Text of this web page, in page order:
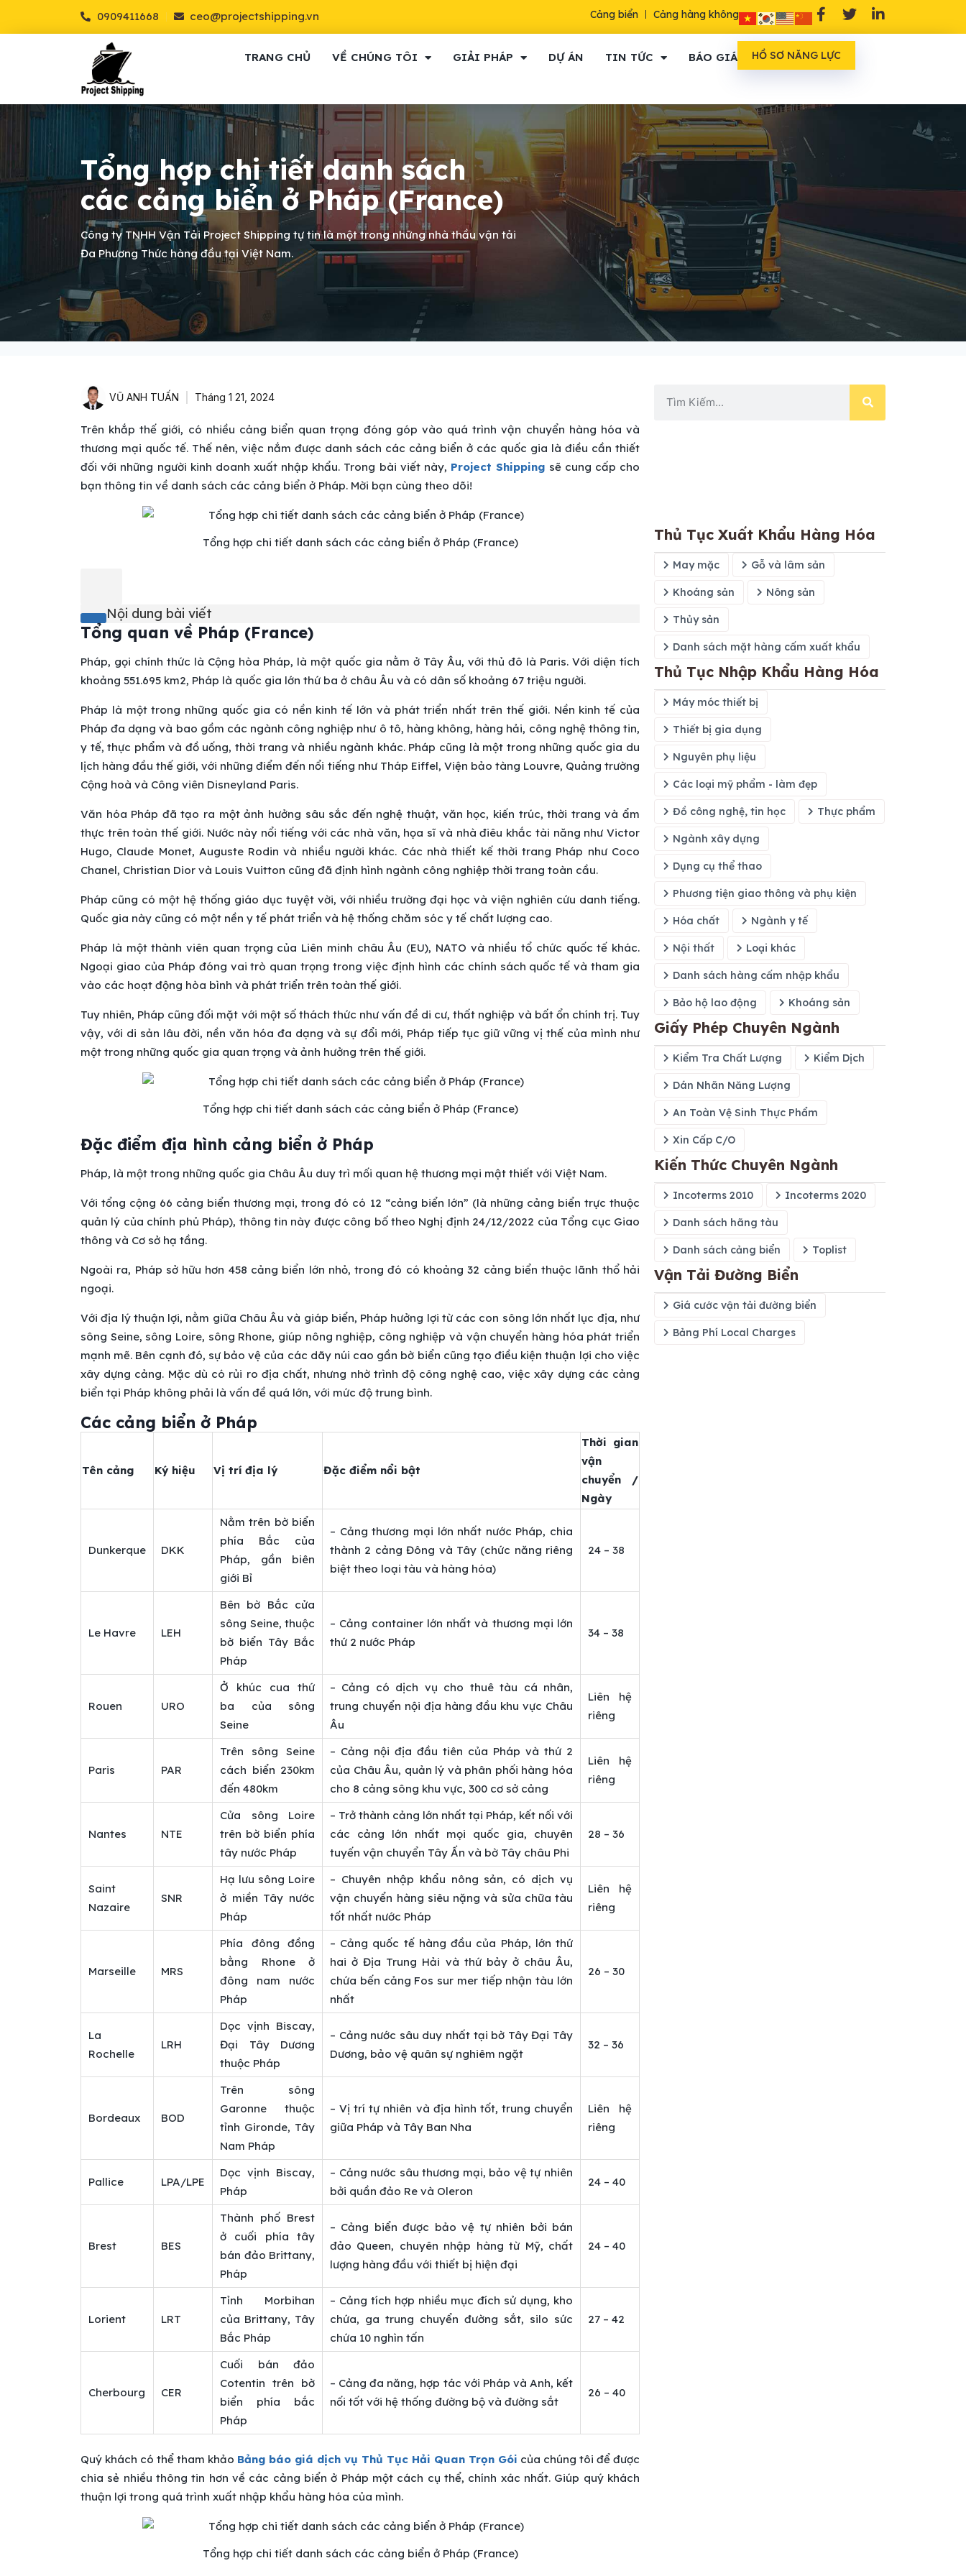
0909411668 ceo@projectshipping.vn Cảng biển Cảng hàng không
TRANG CHỦ VỀ CHÚNG TÔI GIẢI PHÁP DỰ ÁN TIN TỨC BÁO GIÁ HỒ SƠ NĂNG LỰC
Tổng hợp chi tiết danh sách
các cảng biển ở Pháp (France)
Công ty TNHH Vận Tải Project Shipping tự tin là một trong những nhà thầu vận tải
Đa Phương Thức hàng đầu tại Việt Nam.
VŨ ANH TUẤN Tháng 1 21, 2024
Trên khắp thế giới, có nhiều cảng biển quan trọng đóng góp vào quá trình vận chuyển hàng hóa và
thương mại quốc tế. Thế nên, việc nắm được danh sách các cảng biển ở các quốc gia là điều cần thiết
đối với những người kinh doanh xuất nhập khẩu. Trong bài viết này, Project Shipping sẽ cung cấp cho
bạn thông tin về danh sách các cảng biển ở Pháp. Mời bạn cùng theo dõi!
Tổng hợp chi tiết danh sách các cảng biển ở Pháp (France)
Nội dung bài viết
Tổng quan về Pháp (France)
Pháp, gọi chính thức là Cộng hòa Pháp, là một quốc gia nằm ở Tây Âu, với thủ đô là Paris. Với diện tích
khoảng 551.695 km2, Pháp là quốc gia lớn thứ ba ở châu Âu và có dân số khoảng 67 triệu người.
Pháp là một trong những quốc gia có nền kinh tế lớn và phát triển nhất trên thế giới. Nền kinh tế của
Pháp đa dạng và bao gồm các ngành công nghiệp như ô tô, hàng không, hàng hải, công nghệ thông tin,
y tế, thực phẩm và đồ uống, thời trang và nhiều ngành khác. Pháp cũng là một trong những quốc gia du
lịch hàng đầu thế giới, với những điểm đến nổi tiếng như Tháp Eiffel, Viện bảo tàng Louvre, Quảng trường
Cộng hoà và Công viên Disneyland Paris.
Văn hóa Pháp đã tạo ra một ảnh hưởng sâu sắc đến nghệ thuật, văn học, kiến trúc, thời trang và ẩm
thực trên toàn thế giới. Nước này nổi tiếng với các nhà văn, họa sĩ và nhà điêu khắc tài năng như Victor
Hugo, Claude Monet, Auguste Rodin và nhiều người khác. Các nhà thiết kế thời trang Pháp như Coco
Chanel, Christian Dior và Louis Vuitton cũng đã định hình ngành công nghiệp thời trang toàn cầu.
Pháp cũng có một hệ thống giáo dục tuyệt vời, với nhiều trường đại học và viện nghiên cứu danh tiếng.
Quốc gia này cũng có một nền y tế phát triển và hệ thống chăm sóc y tế chất lượng cao.
Pháp là một thành viên quan trọng của Liên minh châu Âu (EU), NATO và nhiều tổ chức quốc tế khác.
Ngoại giao của Pháp đóng vai trò quan trọng trong việc định hình các chính sách quốc tế và tham gia
vào các hoạt động hòa bình và phát triển trên toàn thế giới.
Tuy nhiên, Pháp cũng đối mặt với một số thách thức như vấn đề di cư, thất nghiệp và bất ổn chính trị. Tuy
vậy, với di sản lâu đời, nền văn hóa đa dạng và sự đổi mới, Pháp tiếp tục giữ vững vị thế của mình như
một trong những quốc gia quan trọng và ảnh hưởng trên thế giới.
Tổng hợp chi tiết danh sách các cảng biển ở Pháp (France)
Đặc điểm địa hình cảng biển ở Pháp
Pháp, là một trong những quốc gia Châu Âu duy trì mối quan hệ thương mại mật thiết với Việt Nam.
Với tổng cộng 66 cảng biển thương mại, trong đó có 12 “cảng biển lớn” (là những cảng biển trực thuộc
quản lý của chính phủ Pháp), thông tin này được công bố theo Nghị định 24/12/2022 của Tổng cục Giao
thông và Cơ sở hạ tầng.
Ngoài ra, Pháp sở hữu hơn 458 cảng biển lớn nhỏ, trong đó có khoảng 32 cảng biển thuộc lãnh thổ hải
ngoại.
Với địa lý thuận lợi, nằm giữa Châu Âu và giáp biển, Pháp hưởng lợi từ các con sông lớn nhất lục địa, như
sông Seine, sông Loire, sông Rhone, giúp nông nghiệp, công nghiệp và vận chuyển hàng hóa phát triển
mạnh mẽ. Bên cạnh đó, sự bảo vệ của các dãy núi cao gần bờ biển cũng tạo điều kiện thuận lợi cho việc
xây dựng cảng. Mặc dù có rủi ro địa chất, nhưng nhờ trình độ công nghệ cao, việc xây dựng các cảng
biển tại Pháp không phải là vấn đề quá lớn, với mức độ trung bình.
Các cảng biển ở Pháp
Tên cảng Ký hiệu Vị trí địa lý Đặc điểm nổi bật
Thời gian
vận
chuyển /
Ngày
Dunkerque DKK
Nằm trên bờ biển
phía Bắc của
Pháp, gần biên
giới Bỉ
– Cảng thương mại lớn nhất nước Pháp, chia
thành 2 cảng Đông và Tây (chức năng riêng
biệt theo loại tàu và hàng hóa)
24 – 38
Le Havre LEH
Bên bờ Bắc cửa
sông Seine, thuộc
bờ biển Tây Bắc
Pháp
– Cảng container lớn nhất và thương mại lớn
thứ 2 nước Pháp
34 – 38
Rouen URO
Ở khúc cua thứ
ba của sông
Seine
– Cảng có dịch vụ cho thuê tàu cá nhân,
trung chuyển nội địa hàng đầu khu vực Châu
Âu
Liên hệ
riêng
Paris PAR
Trên sông Seine
cách biển 230km
đến 480km
– Cảng nội địa đầu tiên của Pháp và thứ 2
của Châu Âu, quản lý và phân phối hàng hóa
cho 8 cảng sông khu vực, 300 cơ sở cảng
Liên hệ
riêng
Nantes NTE
Cửa sông Loire
trên bờ biển phía
tây nước Pháp
– Trở thành cảng lớn nhất tại Pháp, kết nối với
các cảng lớn nhất mọi quốc gia, chuyên
tuyến vận chuyển Tây Ấn và bờ Tây châu Phi
28 – 36
Saint
Nazaire
SNR
Hạ lưu sông Loire
ở miền Tây nước
Pháp
– Chuyên nhập khẩu nông sản, có dịch vụ
vận chuyển hàng siêu nặng và sửa chữa tàu
tốt nhất nước Pháp
Liên hệ
riêng
Marseille MRS
Phía đông đồng
bằng Rhone ở
đông nam nước
Pháp
– Cảng quốc tế hàng đầu của Pháp, lớn thứ
hai ở Địa Trung Hải và thứ bảy ở châu Âu,
chứa bến cảng Fos sur mer tiếp nhận tàu lớn
nhất
26 – 30
La
Rochelle
LRH
Dọc vịnh Biscay,
Đại Tây Dương
thuộc Pháp
– Cảng nước sâu duy nhất tại bờ Tây Đại Tây
Dương, bảo vệ quân sự nghiêm ngặt
32 – 36
Bordeaux BOD
Trên sông
Garonne thuộc
tỉnh Gironde, Tây
Nam Pháp
– Vị trí tự nhiên và địa hình tốt, trung chuyển
giữa Pháp và Tây Ban Nha
Liên hệ
riêng
Pallice LPA/LPE
Dọc vịnh Biscay,
Pháp
– Cảng nước sâu thương mại, bảo vệ tự nhiên
bởi quần đảo Re và Oleron
24 – 40
Brest BES
Thành phố Brest
ở cuối phía tây
bán đảo Brittany,
Pháp
– Cảng biển được bảo vệ tự nhiên bởi bán
đảo Queen, chuyên nhập hàng từ Mỹ, chất
lượng hàng đầu với thiết bị hiện đại
24 – 40
Lorient LRT
Tỉnh Morbihan
của Brittany, Tây
Bắc Pháp
– Cảng tích hợp nhiều mục đích sử dụng, kho
chứa, ga trung chuyển đường sắt, silo sức
chứa 10 nghìn tấn
27 – 42
Cherbourg CER
Cuối bán đảo
Cotentin trên bờ
biển phía bắc
Pháp
– Cảng đa năng, hợp tác với Pháp và Anh, kết
nối tốt với hệ thống đường bộ và đường sắt
26 – 40
Quý khách có thể tham khảo Bảng báo giá dịch vụ Thủ Tục Hải Quan Trọn Gói của chúng tôi để được
chia sẻ nhiều thông tin hơn về các cảng biển ở Pháp một cách cụ thể, chính xác nhất. Giúp quý khách
thuận lợi trong quá trình xuất nhập khẩu hàng hóa của mình.
Tổng hợp chi tiết danh sách các cảng biển ở Pháp (France)
Thủ Tục Xuất Khẩu Hàng Hóa
May mặc Gỗ và lâm sản
Khoáng sản Nông sản
Thủy sản
Danh sách mặt hàng cấm xuất khẩu
Thủ Tục Nhập Khẩu Hàng Hóa
Máy móc thiết bị
Thiết bị gia dụng
Nguyên phụ liệu
Các loại mỹ phẩm - làm đẹp
Đồ công nghệ, tin học Thực phẩm
Ngành xây dựng
Dụng cụ thể thao
Phương tiện giao thông và phụ kiện
Hóa chất Ngành y tế
Nội thất Loại khác
Danh sách hàng cấm nhập khẩu
Bảo hộ lao động Khoáng sản
Giấy Phép Chuyên Ngành
Kiểm Tra Chất Lượng Kiểm Dịch
Dán Nhãn Năng Lượng
An Toàn Vệ Sinh Thực Phẩm
Xin Cấp C/O
Kiến Thức Chuyên Ngành
Incoterms 2010 Incoterms 2020
Danh sách hãng tàu
Danh sách cảng biển Toplist
Vận Tải Đường Biển
Giá cước vận tải đường biển
Bảng Phí Local Charges